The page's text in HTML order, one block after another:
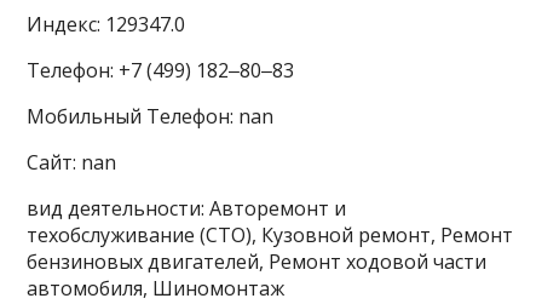
Индекс: 129347.0
Телефон: +7 (499) 182‒80‒83
Мобильный Телефон: nan
Сайт: nan
вид деятельности: Авторемонт и
техобслуживание (СТО), Кузовной ремонт, Ремонт
бензиновых двигателей, Ремонт ходовой части
автомобиля, Шиномонтаж